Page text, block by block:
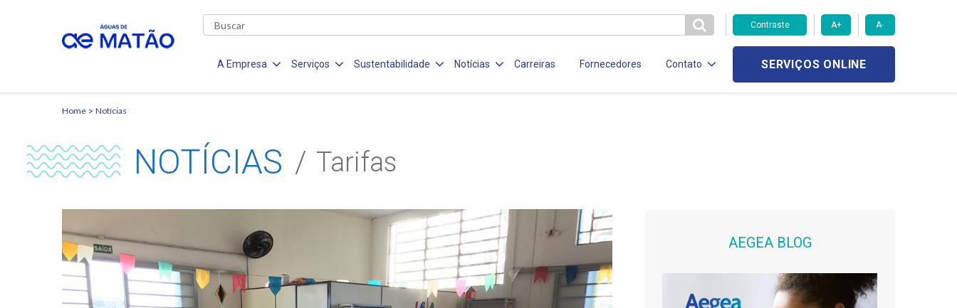
Contraste A+ A-
A Empresa Serviços Sustentabilidade Notícias Carreiras Fornecedores Contato SERVIÇOS ONLINE
Home Notícias
NOTÍCIAS Tarifas
AEGEA BLOG